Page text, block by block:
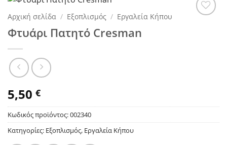
Αρχική σελίδα / Εξοπλισμός / Εργαλεία Κήπου
Φτυάρι Πατητό Cresman
5,50 €
Κωδικός προϊόντος:002340
Κατηγορίες: Εξοπλισμός, Εργαλεία Κήπου